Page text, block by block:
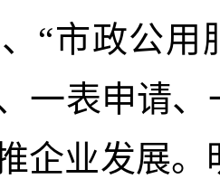
“市政公用
一表申请
企业发展